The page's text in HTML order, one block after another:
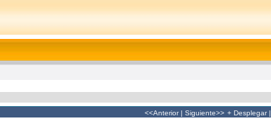
<<Anterior| Siguiente>> + Desplegar|